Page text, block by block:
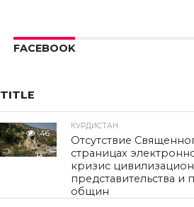
FACEBOOK
TITLE
46
КУРДИСТАН
Отсутствие
страницах
кризис
представительства и
общин